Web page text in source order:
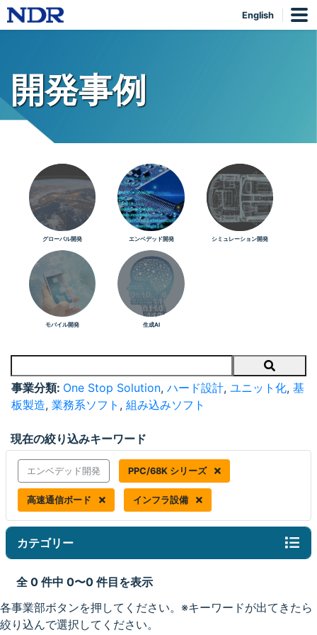
English
開発事例
グローバル開発 エンベデッド開発 シミュレーション開発
モバイル開発 生成AI
Search
事業分類: One Stop Solution, ハード設計, ユニット化, 基
板製造, 業務系ソフト , 組み込みソフト
現在の絞り込みキーワード
エンベデッド開発 PPC/68K シリーズ
高速通信ボード インフラ設備
カテゴリー
全 0 件中 0〜0 件目を表示
各事業部ボタンを押してください。※キーワードが出てきたら
絞り込んで選択してください。